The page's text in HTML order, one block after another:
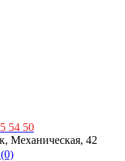
54 50
Механическая, 42